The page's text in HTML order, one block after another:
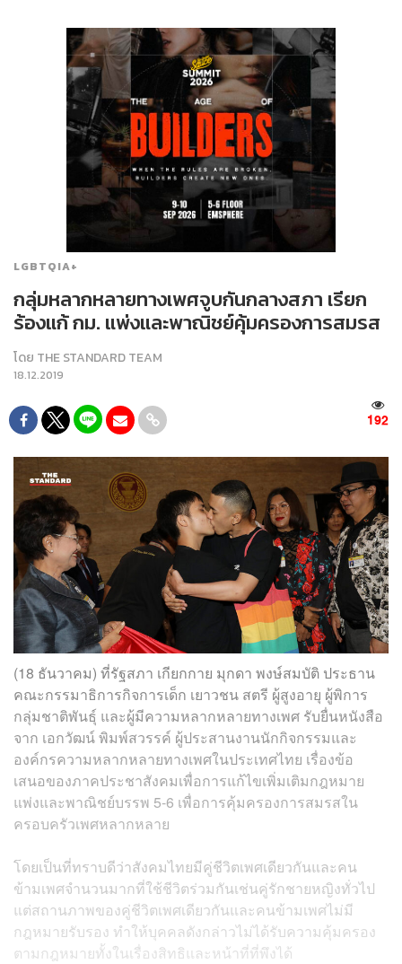
LGBTQIA+
กลุ่มหลากหลายทางเพศจูบกันกลางสภา เรียก
ร้องแก้ กม. แพ่งและพาณิชย์คุ้มครองการสมรส
โดย THE STANDARD TEAM
18.12.2019
192
(18 ธันวาคม) ที่รัฐสภา เกียกกาย มุกดา พงษ์สมบัติ ประธาน
คณะกรรมาธิการกิจการเด็ก เยาวชน สตรี ผู้สูงอายุ ผู้พิการ
กลุ่มชาติพันธุ์ และผู้มีความหลากหลายทางเพศ รับยื่นหนังสือ
จาก เอกวัฒน์ พิมพ์สวรรค์ ผู้ประสานงานนักกิจกรรมและ
องค์กรความหลากหลายทางเพศในประเทศไทย เรื่องข้อ
เสนอของภาคประชาสังคมเพื่อการแก้ไขเพิ่มเติมกฎหมาย
แพ่งและพาณิชย์บรรพ 5-6 เพื่อการคุ้มครองการสมรสใน
ครอบครัวเพศหลากหลาย
โดยเป็นที่ทราบดีว่าสังคมไทยมีคู่ชีวิตเพศเดียวกันและคน
ข้ามเพศจำนวนมากที่ใช้ชีวิตร่วมกันเช่นคู่รักชายหญิงทั่วไป
แต่สถานภาพของคู่ชีวิตเพศเดียวกันและคนข้ามเพศไม่มี
กฎหมายรับรอง ทำให้บุคคลดังกล่าวไม่ได้รับความคุ้มครอง
ตามกฎหมายทั้งในเรื่องสิทธิและหน้าที่ที่พึงได้